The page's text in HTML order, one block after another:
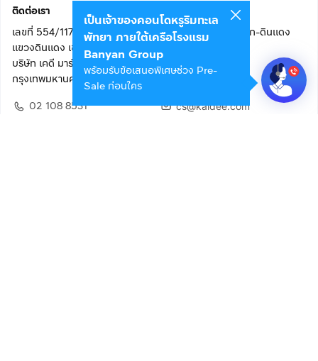
ติดต่อเรา
เลขที่ 554/117 อาคารสกายไนน์ เซ็นเตอร์ ชั้น 22 ถนนอโศก-ดินแดง
แขวงดินแดง เขตดินแดง
บริษัท เคดี มาร์เก็ตเพลส จำกัด (สำนักงานใหญ่)
กรุงเทพมหานคร 10400
02 108 8531
cs@kaidee.com
เป็นเจ้าของคอนโดหรูริมทะเล
พัทยา ภายใต้เครือโรงแรม
Banyan Group
พร้อมรับข้อเสนอพิเศษช่วง Pre-
Sale ก่อนใคร